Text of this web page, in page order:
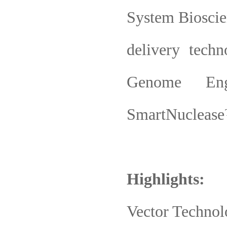
System
delivery
Genome
Highlights:
Vector